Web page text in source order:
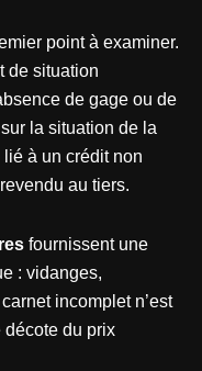
point à examiner.
de situation
de gage ou de
la situation de la
à un crédit non
au tiers.
fournissent une
: vidanges,
incomplet n’est
décote du prix